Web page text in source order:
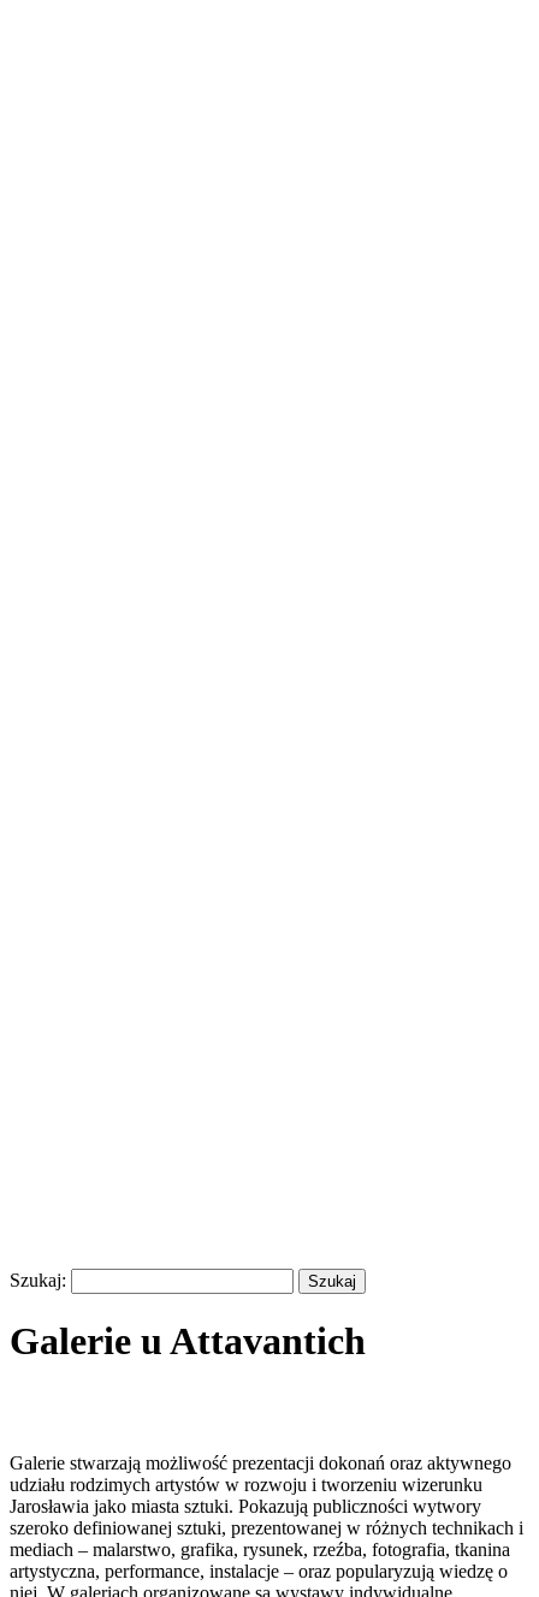
Szukaj:
Galerie u Attavantich
Galerie stwarzają możliwość prezentacji dokonań oraz aktywnego
udziału rodzimych artystów w rozwoju i tworzeniu wizerunku
Jarosławia jako miasta sztuki. Pokazują publiczności wytwory
szeroko definiowanej sztuki, prezentowanej w różnych technikach i
mediach – malarstwo, grafika, rysunek, rzeźba, fotografia, tkanina
artystyczna, performance, instalacje – oraz popularyzują wiedzę o
niej. W galeriach organizowane są wystawy indywidualne,